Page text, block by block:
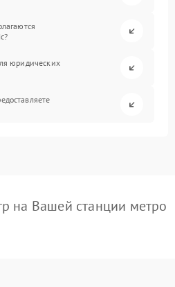
юридических
на Вашей станции метро